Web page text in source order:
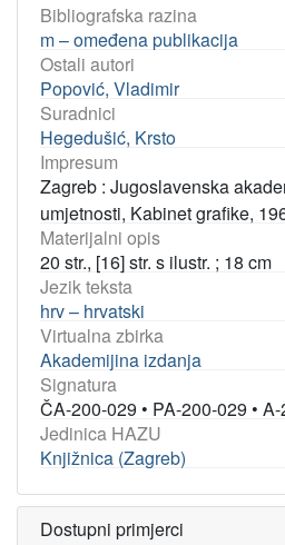
Bibliografska razina
m – omeđena publikacija
Ostali autori
Popović, Vladimir
Suradnici
Hegedušić, Krsto
Impresum
Zagreb : Jugoslavenska
umjetnosti, Kabinet grafike,
Materijalni opis
20 str., [16] str. s ilustr. ; 18 cm
Jezik teksta
hrv – hrvatski
Virtualna zbirka
Akademijina izdanja
Signatura
ČA-200-029 • PA-200-029 • A-
Jedinica HAZU
Knjižnica (Zagreb)
Dostupni primjerci